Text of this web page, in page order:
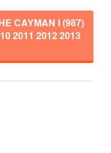
CAYMAN I (987)
2011 2012 2013